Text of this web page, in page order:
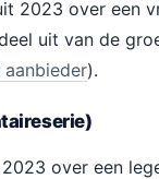
2023 over een
uit van de
).
over een